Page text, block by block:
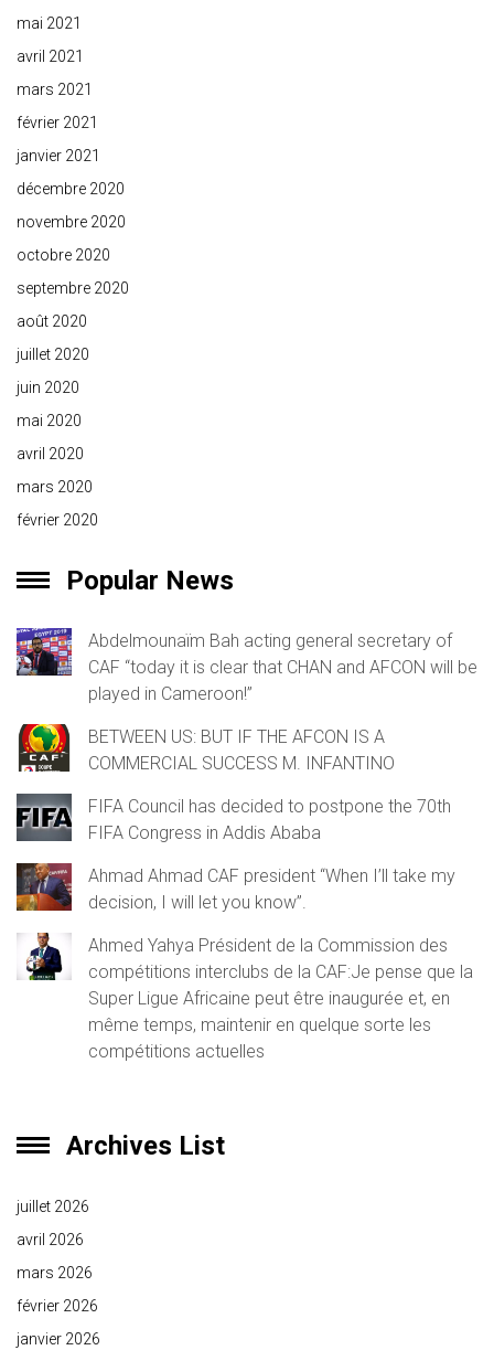
mai 2021
avril 2021
mars 2021
février 2021
janvier 2021
décembre 2020
novembre 2020
octobre 2020
septembre 2020
août 2020
juillet 2020
juin 2020
mai 2020
avril 2020
mars 2020
février 2020
Popular News
Abdelmounaïm Bah acting general secretary of
CAF “today it is clear that CHAN and AFCON will be
played in Cameroon!”
BETWEEN US: BUT IF THE AFCON IS A
COMMERCIAL SUCCESS M. INFANTINO
FIFA Council has decided to postpone the 70th
FIFA Congress in Addis Ababa
Ahmad Ahmad CAF president “When I’ll take my
decision, I will let you know”.
Ahmed Yahya Président de la Commission des
compétitions interclubs de la CAF:Je pense que la
Super Ligue Africaine peut être inaugurée et, en
même temps, maintenir en quelque sorte les
compétitions actuelles
Archives List
juillet 2026
avril 2026
mars 2026
février 2026
janvier 2026